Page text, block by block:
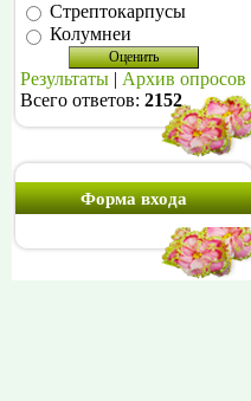
Стрептокарпусы
Колумнеи
Результаты
Архив опросов
Всего ответов: 2152
Форма входа